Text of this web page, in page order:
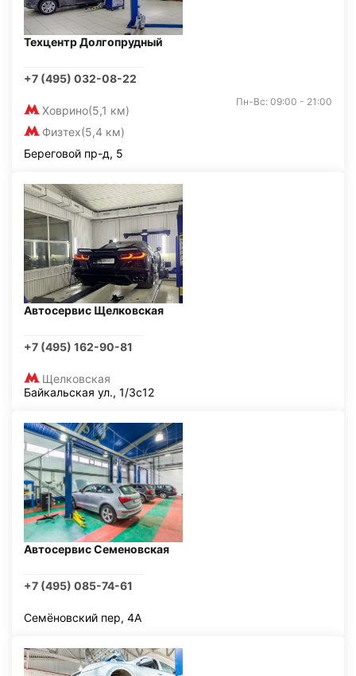
Техцентр Долгопрудный
+7 (495) 032-08-22
Ховрино(5,1 км)
Физтех(5,4 км)
Пн-Вс: 09:00 - 21:00
Береговой пр-д, 5
Автосервис Щелковская
+7 (495) 162-90-81
Щелковская
Байкальская ул., 1/3с12
Автосервис Семеновская
+7 (495) 085-74-61
Семёновский пер, 4А